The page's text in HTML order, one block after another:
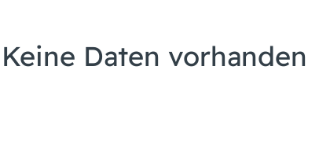
Keine Daten vorhanden